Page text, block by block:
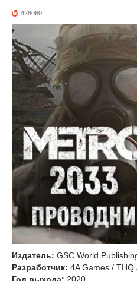
428060
Издатель: GSC World
Разработчик: 4A Games / THQ